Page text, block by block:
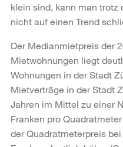
klein sind, kann man trotz
nicht auf einen Trend
Der Medianmietpreis der
Mietwohnungen liegt
Wohnungen in der Stadt
Mietverträge in der Stadt
Jahren im Mittel zu einer
Franken pro
der Quadratmeterpreis